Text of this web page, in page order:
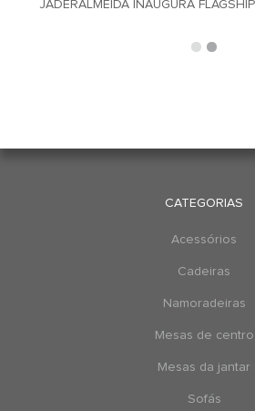
JADERALMEIDA INAUGURA
CATEGORIAS
Acessórios
Cadeiras
Namoradeiras
Mesas de centro
Mesas da jantar
Sofás